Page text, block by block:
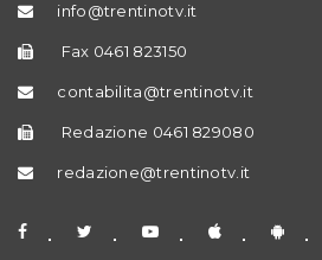
info@trentinotv.it
Fax 0461 823150
contabilita@trentinotv.it
Redazione 0461 829080
redazione@trentinotv.it